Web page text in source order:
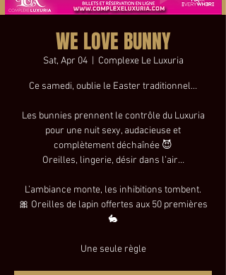
WE LOVE BUNNY
Sat, Apr 04
  |
Complexe Le Luxuria
Ce samedi, oublie le Easter traditionnel…
Les bunnies prennent le contrôle du Luxuria
pour une nuit sexy, audacieuse et
complètement déchaînée 😈
Oreilles, lingerie, désir dans l’air…
L’ambiance monte, les inhibitions tombent.
🎀 Oreilles de lapin offertes aux 50 premières
🐇
Une seule règle